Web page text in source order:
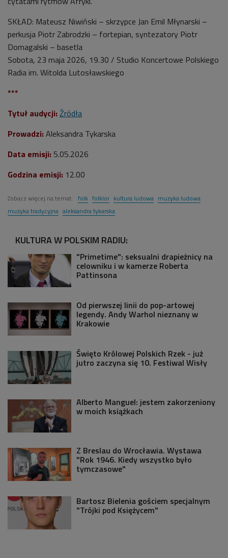
SKŁAD: Mateusz Niwiński – skrzypce Jan Emil Młynarski –
perkusja Piotr Zabrodzki – fortepian, syntezatory Piotr
Domagalski – basetla
Sobota, 23 maja 2026, 19.30 / Studio Koncertowe Polskiego
Radia im. Witolda Lutosławskiego
***
Tytuł audycji: Źródła
Prowadzi: Aleksandra Tykarska
Data emisji: 5.05.2026
Godzina emisji: 12.00
Zobacz więcej na temat: folk folklor kultura ludowa muzyka ludowa
muzyka tradycyjna aleksandra tykarska
KULTURA W POLSKIM RADIU:
"Primetime": seksualni drapieżnicy na
celowniku i w kamerze Roberta
Pattinsona
Od pierwszej linii do pop-artowej
legendy. Andy Warhol nieznany w
Krakowie
Święto Królowej Polskich Rzek - już
jutro zaczyna się 10. Festiwal Wisły
Alberto Manguel: jestem zakorzeniony
w moich książkach
Z Breslau do Wrocławia. Wystawa
"Rok 1946. Kiedy wszystko było
tymczasowe"
Bartosz Bielenia gościem specjalnym
"Trójki pod Księżycem"